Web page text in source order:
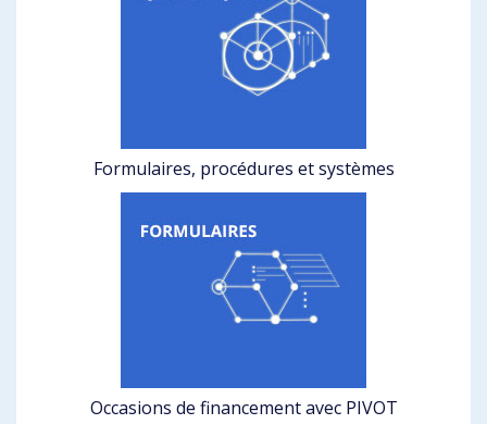
Formulaires, procédures et systèmes
Occasions de financement avec PIVOT